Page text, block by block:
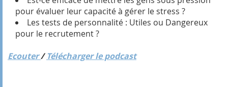
pour évaluer leur capacité à gérer le stress ?
Les tests de personnalité : Utiles ou Dangereux
pour le recrutement ?
Ecouter/ Télécharger le podcast